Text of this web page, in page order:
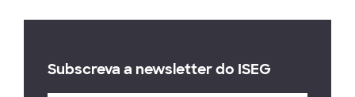
Subscreva a newsletter do ISEG